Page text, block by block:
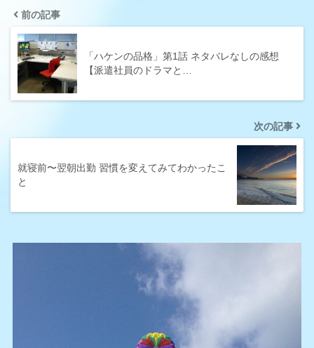
前の記事
「ハケンの品格」第1話 ネタバレなしの感想
【派遣社員のドラマと…
次の記事
就寝前〜翌朝出勤 習慣を変えてみてわかったこ
と